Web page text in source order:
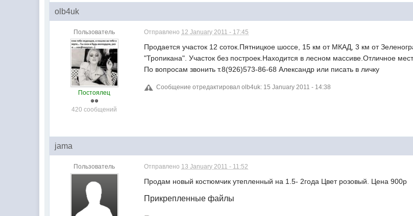
olb4uk
Пользователь
Постоялец
420 сообщений
Отправлено 12 January 2011 - 17:45
Продается участок 12 соток.Пятницкое шоссе, 15 км от МКАД, 3 км от
"Тропикана". Участок без построек.Находится в лесном массиве.Отличное
По вопросам звонить т.8(926)573-86-68 Александр или писать в личку
Сообщение отредактировал olb4uk: 15 January 2011 - 14:38
jama
Пользователь Отправлено 13 January 2011 - 11:52
Продам новый костюмчик утепленный на 1.5- 2года Цвет розовый. Цена 900р
Прикрепленные файлы